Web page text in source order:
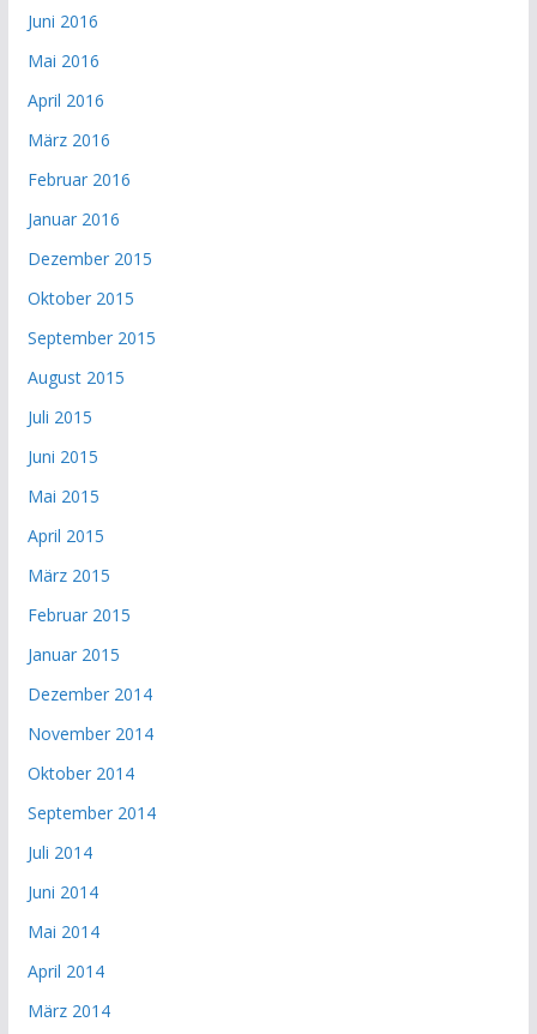
Juni 2016
Mai 2016
April 2016
März 2016
Februar 2016
Januar 2016
Dezember 2015
Oktober 2015
September 2015
August 2015
Juli 2015
Juni 2015
Mai 2015
April 2015
März 2015
Februar 2015
Januar 2015
Dezember 2014
November 2014
Oktober 2014
September 2014
Juli 2014
Juni 2014
Mai 2014
April 2014
März 2014